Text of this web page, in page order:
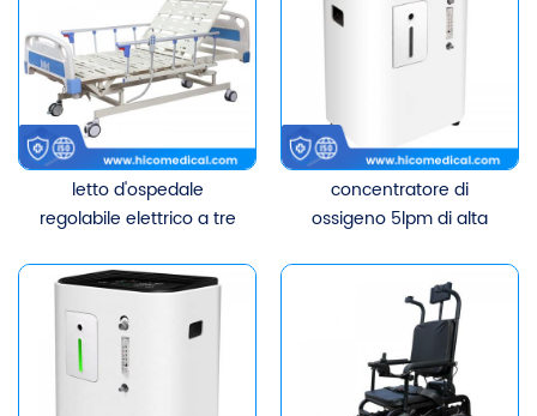
letto d'ospedale
regolabile elettrico a tre
concentratore di
ossigeno 5lpm di alta
medico o domestico